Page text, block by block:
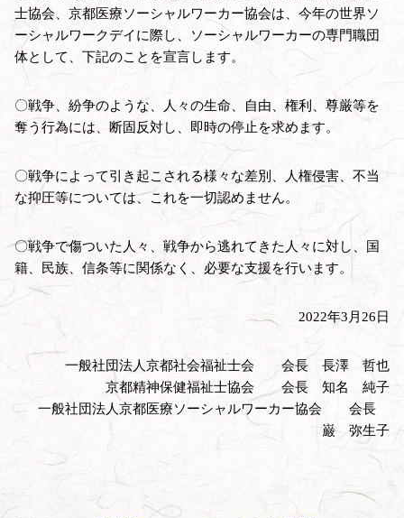
士協会、京都医療ソーシャルワーカー協会は、今年の世界ソ
ーシャルワークデイに際し、ソーシャルワーカーの専門職団
体として、下記のことを宣言します。
〇戦争、紛争のような、人々の生命、自由、権利、尊厳等を
奪う行為には、断固反対し、即時の停止を求めます。
〇戦争によって引き起こされる様々な差別、人権侵害、不当
な抑圧等については、これを一切認めません。
〇戦争で傷ついた人々、戦争から逃れてきた人々に対し、国
籍、民族、信条等に関係なく、必要な支援を行います。
2022年3月26日
一般社団法人京都社会福祉士会 会長 長澤 哲也
京都精神保健福祉士協会 会長 知名 純子
一般社団法人京都医療ソーシャルワーカー協会 会長
巌 弥生子